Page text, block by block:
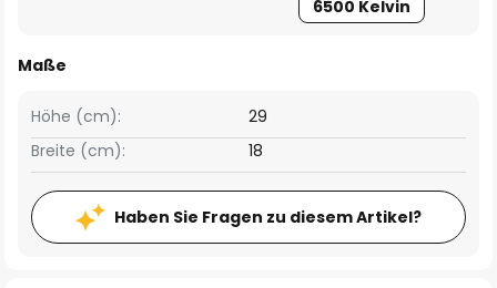
6500 Kelvin
Maße
Breite (cm): 18
Höhe (cm): 29
Haben Sie Fragen zu diesem Artikel?